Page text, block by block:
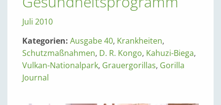
Juli 2010
Kategorien: Ausgabe 40, Krankheiten,
Schutzmaßnahmen, D. R. Kongo, Kahuzi-Biega,
Vulkan-Nationalpark, Grauergorillas, Gorilla
Journal